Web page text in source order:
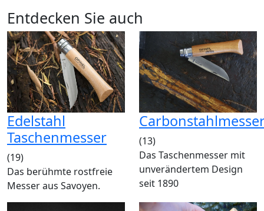
Entdecken Sie auch
Edelstahl
Taschenmesser
(19)
Das berühmte rostfreie
Messer aus Savoyen.
(13)
Das Taschenmesser mit
unverändertem Design
seit 1890